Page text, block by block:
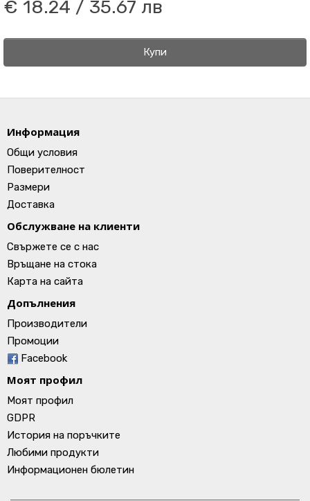
€ 18.24 / 35.67 лв
Купи
Информация
Общи условия
Поверителност
Размери
Доставка
Обслужване на клиенти
Свържете се с нас
Връщане на стока
Карта на сайта
Допълнения
Производители
Промоции
Facebook
Моят профил
Моят профил
GDPR
История на поръчките
Любими продукти
Информационен бюлетин